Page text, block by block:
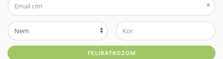
*
FELIRATKOZOM